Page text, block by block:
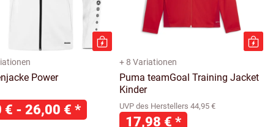
Power
€ - 26,00 € *
+ 8 Variationen
Puma teamGoal Training Jacket
Kinder
UVP des Herstellers 44,95 €
17,98 € *